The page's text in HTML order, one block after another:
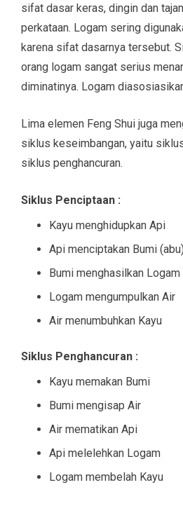
sifat dasar keras, dingin dan
perkataan. Logam sering
karena sifat dasarnya tersebut.
orang logam sangat serius
diminatinya. Logam
Lima elemen Feng Shui juga
siklus keseimbangan, yaitu
siklus penghancuran.
Siklus Penciptaan :
Kayu menghidupkan Api
Api menciptakan Bumi (abu)
Bumi menghasilkan Logam
Logam mengumpulkan Air
Air menumbuhkan Kayu
Siklus Penghancuran :
Kayu memakan Bumi
Bumi mengisap Air
Air mematikan Api
Api melelehkan Logam
Logam membelah Kayu